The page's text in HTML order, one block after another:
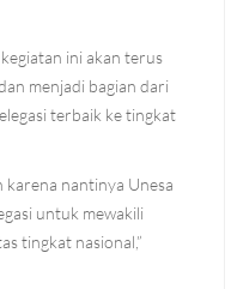
ini akan terus
menjadi bagian dari
terbaik ke tingkat
karena nantinya Unesa
untuk mewakili
tingkat nasional,”